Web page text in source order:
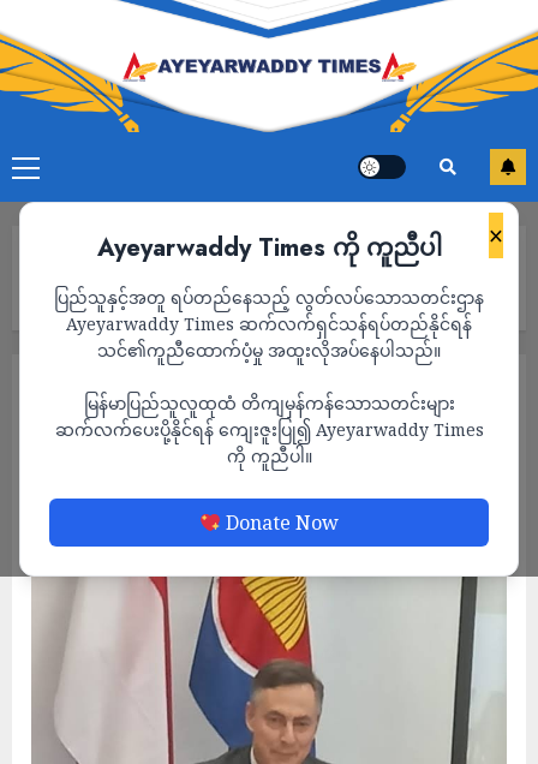
×
Ayeyarwaddy Times ကို ကူညီပါ
ပြည်သူနှင့်အတူ ရပ်တည်နေသည့် လွတ်လပ်သောသတင်းဌာန
Ayeyarwaddy Times ဆက်လက်ရှင်သန်ရပ်တည်နိုင်ရန်
သင်၏ကူညီထောက်ပံ့မှု အထူးလိုအပ်နေပါသည်။
မြန်မာပြည်သူလူထုထံ တိကျမှန်ကန်သောသတင်းများ
ဆက်လက်ပေးပို့နိုင်ရန် ကျေးဇူးပြု၍ Ayeyarwaddy Times
ကို ကူညီပါ။
Donate Now
ထောက်ခံ
သတင်း
မြန်မာ့အရေးဖြေရှင်းဖို့ အာဆီယံရဲ့ကြိုးပမ်းမှုကို
ဉရောပသမဂ္ဂ ထောက်ခံ
ADMIN